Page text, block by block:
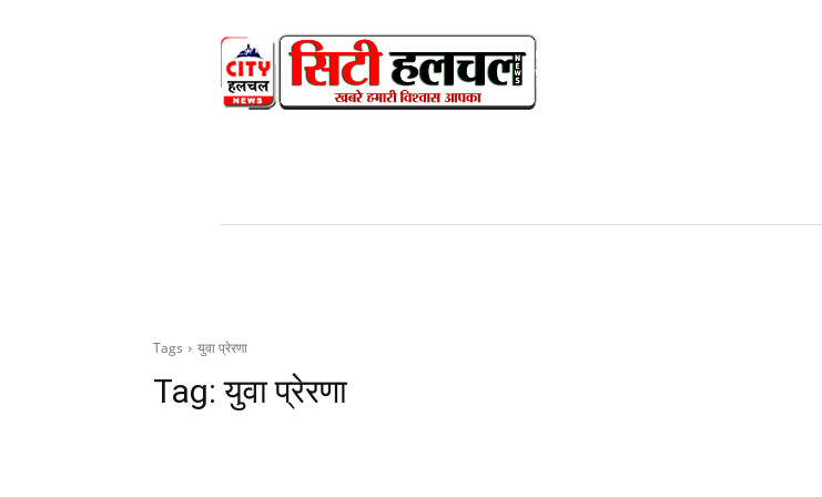
Tags युवा प्रेरणा
Tag:युवा प्रेरणा